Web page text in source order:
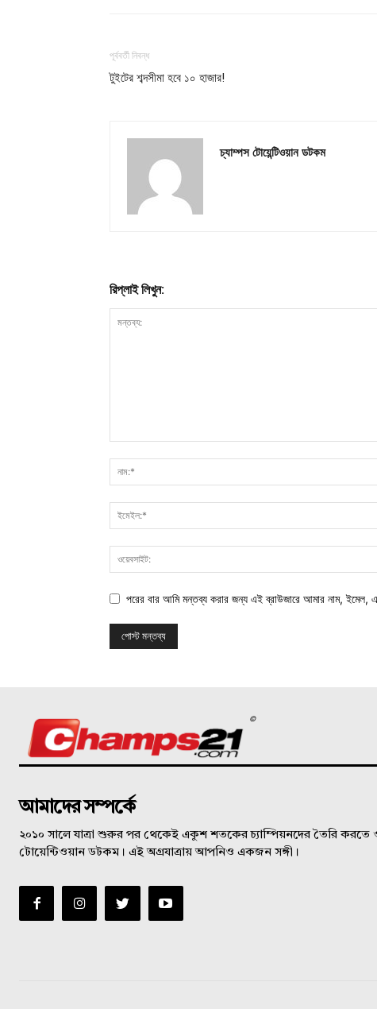
পূর্ববর্তী নিবন্ধ
টুইটের শব্দসীমা হবে ১০ হাজার!
চ্যাম্পস টোয়েন্টিওয়ান ডটকম
রিপ্লাই লিখুন:
পরের বার আমি মন্তব্য করার জন্য এই ব্রাউজারে আমার নাম, ইমেল,
©
আমাদের সম্পর্কে
২০১০ সালে যাত্রা শুরুর পর থেকেই একুশ শতকের চ্যাম্পিয়নদের তৈরি করতে
টোয়েন্টিওয়ান ডটকম। এই অগ্রযাত্রায় আপনিও একজন সঙ্গী।